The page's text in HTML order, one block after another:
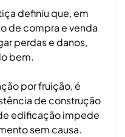
definiu que, em
de compra e venda
perdas e danos,
bem.
por fruição, é
de construção
edificação impede
sem causa.